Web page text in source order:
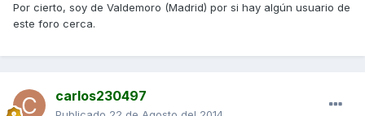
Por cierto, soy de Valdemoro (Madrid) por si hay algún usuario de
este foro cerca.
carlos230497